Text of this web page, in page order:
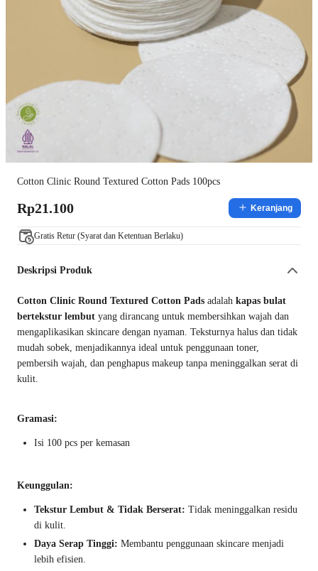
Cotton Clinic Round Textured Cotton Pads 100pcs
Rp21.100 Keranjang
Gratis Retur (Syarat dan Ketentuan Berlaku)
Deskripsi Produk
Cotton Clinic Round Textured Cotton Pads adalah kapas bulat
bertekstur lembut yang dirancang untuk membersihkan wajah dan
mengaplikasikan skincare dengan nyaman. Teksturnya halus dan tidak
mudah sobek, menjadikannya ideal untuk penggunaan toner,
pembersih wajah, dan penghapus makeup tanpa meninggalkan serat di
kulit.
Gramasi:
Isi 100 pcs per kemasan
Keunggulan:
Tekstur Lembut & Tidak Berserat: Tidak meninggalkan residu
di kulit.
Daya Serap Tinggi: Membantu penggunaan skincare menjadi
lebih efisien.